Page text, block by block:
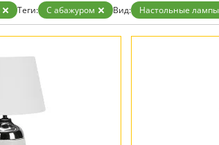
Золото
Прозрачные
Хром
Теги: С абажуром Вид: Настольные лампы